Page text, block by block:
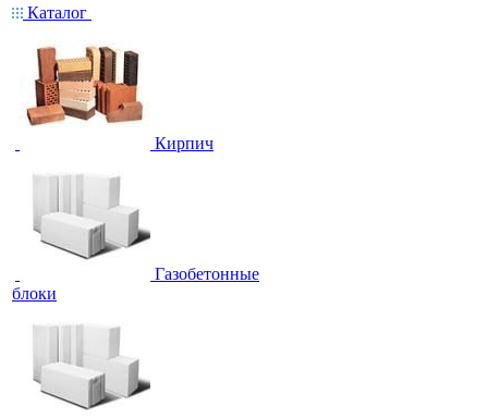
Каталог
Кирпич
Газобетонные
блоки